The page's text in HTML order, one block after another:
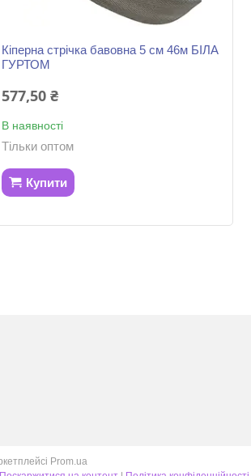
Кіперна стрічка бавовна 5 см 46м БІЛА
ГУРТОМ
577,50 ₴
В наявності
Тільки оптом
Купити
Prom.ua